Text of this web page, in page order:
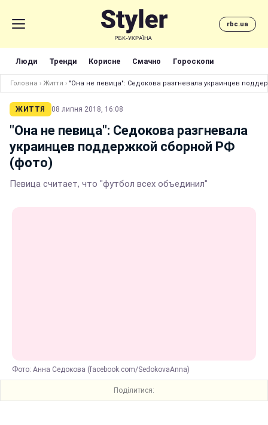
rbc.ua
Люди Тренди Корисне Смачно Гороскопи
Головна › Життя › "Она не певица": Седокова разгневала украинцев
ЖИТТЯ 08 липня 2018, 16:08
"Она не певица": Седокова разгневала
украинцев поддержкой сборной РФ
(фото)
Певица считает, что "футбол всех объединил"
Фото: Анна Седокова (facebook.com/SedokovaAnna)
Поділитися: